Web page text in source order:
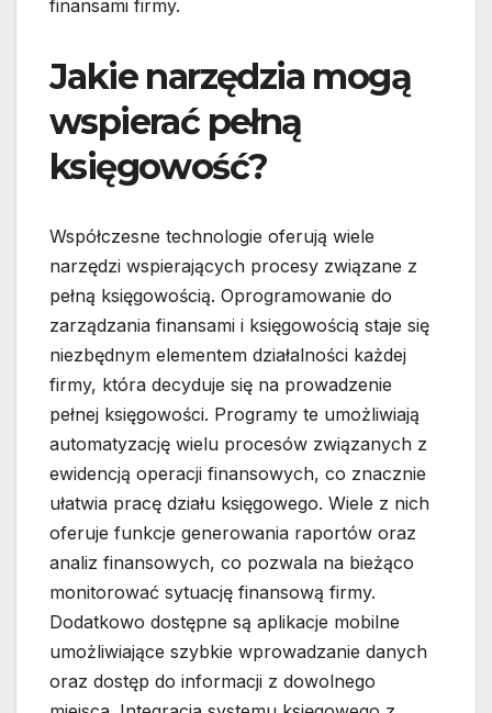
finansami firmy.
Jakie narzędzia mogą
wspierać pełną
księgowość?
Współczesne technologie oferują wiele
narzędzi wspierających procesy związane z
pełną księgowością. Oprogramowanie do
zarządzania finansami i księgowością staje się
niezbędnym elementem działalności każdej
firmy, która decyduje się na prowadzenie
pełnej księgowości. Programy te umożliwiają
automatyzację wielu procesów związanych z
ewidencją operacji finansowych, co znacznie
ułatwia pracę działu księgowego. Wiele z nich
oferuje funkcje generowania raportów oraz
analiz finansowych, co pozwala na bieżąco
monitorować sytuację finansową firmy.
Dodatkowo dostępne są aplikacje mobilne
umożliwiające szybkie wprowadzanie danych
oraz dostęp do informacji z dowolnego